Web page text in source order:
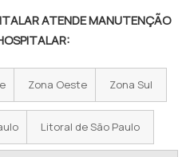
ATENDE MANUTENÇÃO
Zona Oeste Zona Sul
Litoral de São Paulo